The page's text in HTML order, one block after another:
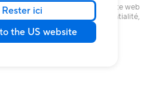
Rester ici
the US website
ASUS.com et d'accéder à un site web
de la politique de confidentialité,
sites web externes.